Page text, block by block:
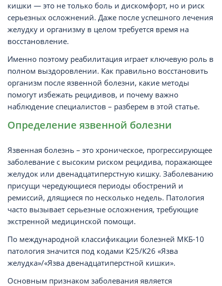
кишки — это не только боль и дискомфорт, но и риск
серьезных осложнений. Даже после успешного лечения
желудку и организму в целом требуется время на
восстановление.
Именно поэтому реабилитация играет ключевую роль в
полном выздоровлении. Как правильно восстановить
организм после язвенной болезни, какие методы
помогут избежать рецидивов, и почему важно
наблюдение специалистов – разберем в этой статье.
Определение язвенной болезни
Язвенная болезнь – это хроническое, прогрессирующее
заболевание с высоким риском рецидива, поражающее
желудок или двенадцатиперстную кишку. Заболеванию
присущи чередующиеся периоды обострений и
ремиссий, длящиеся по несколько недель. Патология
часто вызывает серьезные осложнения, требующие
экстренной медицинской помощи.
По международной классификации болезней МКБ-10
патология значится под кодами К25/К26 «Язва
желудка»/«Язва двенадцатиперстной кишки».
Основным признаком заболевания является